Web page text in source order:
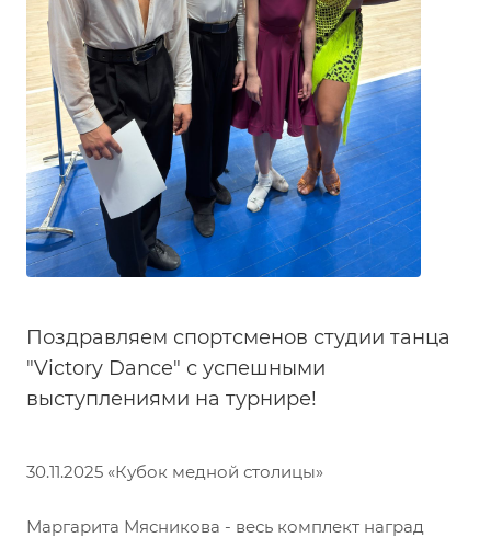
Поздравляем спортсменов студии танца
"Victory Dance" с успешными
выступлениями на турнире!
30.11.2025 «Кубок медной столицы»
Маргарита Мясникова - весь комплект наград